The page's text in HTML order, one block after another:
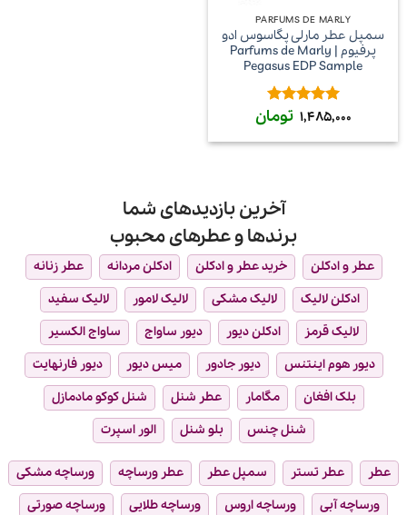
PARFUMS DE MARLY
سمپل عطر مارلی پگاسوس ادو
پرفیوم | Parfums de Marly
Pegasus EDP Sample
امتیاز 5از 1,485,000 تومان
آخرین بازدیدهای شما
برندها و عطرهای محبوب
عطر و ادکلن خرید عطر و ادکلن ادکلن مردانه
عطر زنانه
ادکلن لالیک
لالیک مشکی لالیک لامور
لالیک سفید
لالیک قرمز
ادکلن دیور دیور ساواج
ساواج الکسیر
دیور هوم اینتنس
دیور جادور میس دیور
دیور فارنهایت
بلک افغان
مگامار عطر شنل
شنل کوکو مادمازل
شنل چنس
بلو شنل الور اسپرت
عطر عطر تستر سمپل عطر عطر ورساچه
ورساچه مشکی
ورساچه آبی
ورساچه اروس ورساچه طلایی
ورساچه صورتی